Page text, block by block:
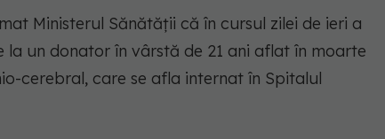
Ministerul Sănătății că în cursul zilei de ieri a
un donator în vârstă de 21 ani aflat în moarte
cerebral, care se afla internat în Spitalul